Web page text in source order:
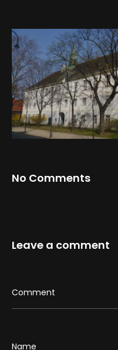
No Comments
Leave a comment